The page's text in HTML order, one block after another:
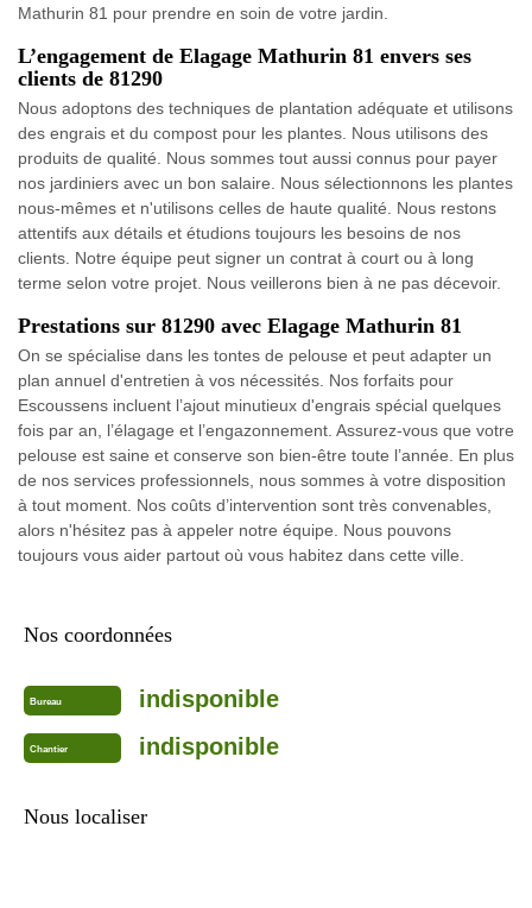
Mathurin 81 pour prendre en soin de votre jardin.
L’engagement de Elagage Mathurin 81 envers ses
clients de 81290
Nous adoptons des techniques de plantation adéquate et utilisons
des engrais et du compost pour les plantes. Nous utilisons des
produits de qualité. Nous sommes tout aussi connus pour payer
nos jardiniers avec un bon salaire. Nous sélectionnons les plantes
nous-mêmes et n'utilisons celles de haute qualité. Nous restons
attentifs aux détails et étudions toujours les besoins de nos
clients. Notre équipe peut signer un contrat à court ou à long
terme selon votre projet. Nous veillerons bien à ne pas décevoir.
Prestations sur 81290 avec Elagage Mathurin 81
On se spécialise dans les tontes de pelouse et peut adapter un
plan annuel d'entretien à vos nécessités. Nos forfaits pour
Escoussens incluent l’ajout minutieux d'engrais spécial quelques
fois par an, l’élagage et l’engazonnement. Assurez-vous que votre
pelouse est saine et conserve son bien-être toute l’année. En plus
de nos services professionnels, nous sommes à votre disposition
à tout moment. Nos coûts d’intervention sont très convenables,
alors n'hésitez pas à appeler notre équipe. Nous pouvons
toujours vous aider partout où vous habitez dans cette ville.
Nos coordonnées
Bureau indisponible
Chantier indisponible
Nous localiser